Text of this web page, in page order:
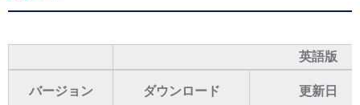
英語版
バージョン ダウンロード 更新日